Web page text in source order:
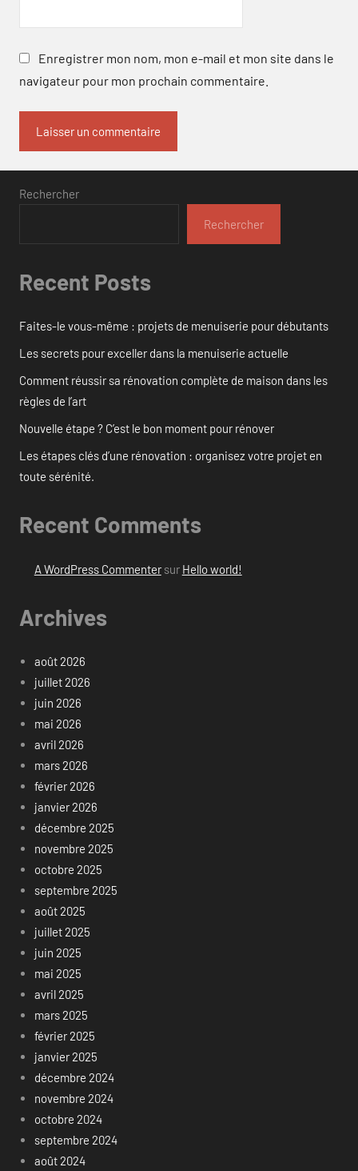
Enregistrer mon nom, mon e-mail et mon site dans le
navigateur pour mon prochain commentaire.
Rechercher
Rechercher
Recent Posts
Faites-le vous-même : projets de menuiserie pour débutants
Les secrets pour exceller dans la menuiserie actuelle
Comment réussir sa rénovation complète de maison dans les
règles de l’art
Nouvelle étape ? C’est le bon moment pour rénover
Les étapes clés d’une rénovation : organisez votre projet en
toute sérénité.
Recent Comments
A WordPress Commentersur Hello world!
Archives
août 2026
juillet 2026
juin 2026
mai 2026
avril 2026
mars 2026
février 2026
janvier 2026
décembre 2025
novembre 2025
octobre 2025
septembre 2025
août 2025
juillet 2025
juin 2025
mai 2025
avril 2025
mars 2025
février 2025
janvier 2025
décembre 2024
novembre 2024
octobre 2024
septembre 2024
août 2024